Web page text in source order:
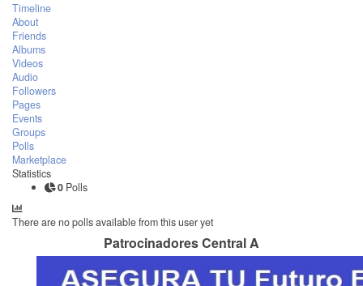
Timeline
About
Friends
Albums
Videos
Audio
Followers
Pages
Events
Groups
Polls
Marketplace
Statistics
0 Polls
There are no polls available from this user yet
Patrocinadores Central A